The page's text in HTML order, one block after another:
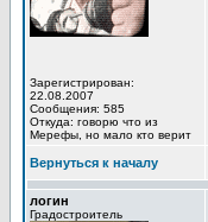
Зарегистрирован:
22.08.2007
Сообщения: 585
Откуда: говорю что из
Мерефы, но мало кто верит
Вернуться к началу
логин
Градостроитель